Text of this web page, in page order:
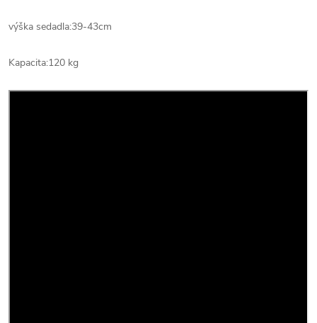
výška sedadla:39-43cm
Kapacita:120 kg